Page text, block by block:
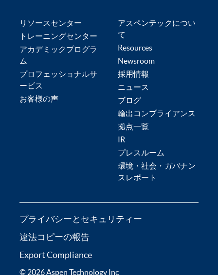
リソースセンター
トレーニングセンター
アカデミックプログラ
ム
プロフェッショナルサ
ービス
お客様の声
アスペンテックについ
て
Resources
Newsroom
採用情報
ニュース
ブログ
輸出コンプライアンス
拠点一覧
IR
プレスルーム
環境・社会・ガバナン
スレポート
プライバシーとセキュリティー
違法コピーの報告
Export Compliance
© 2026 Aspen Technology Inc